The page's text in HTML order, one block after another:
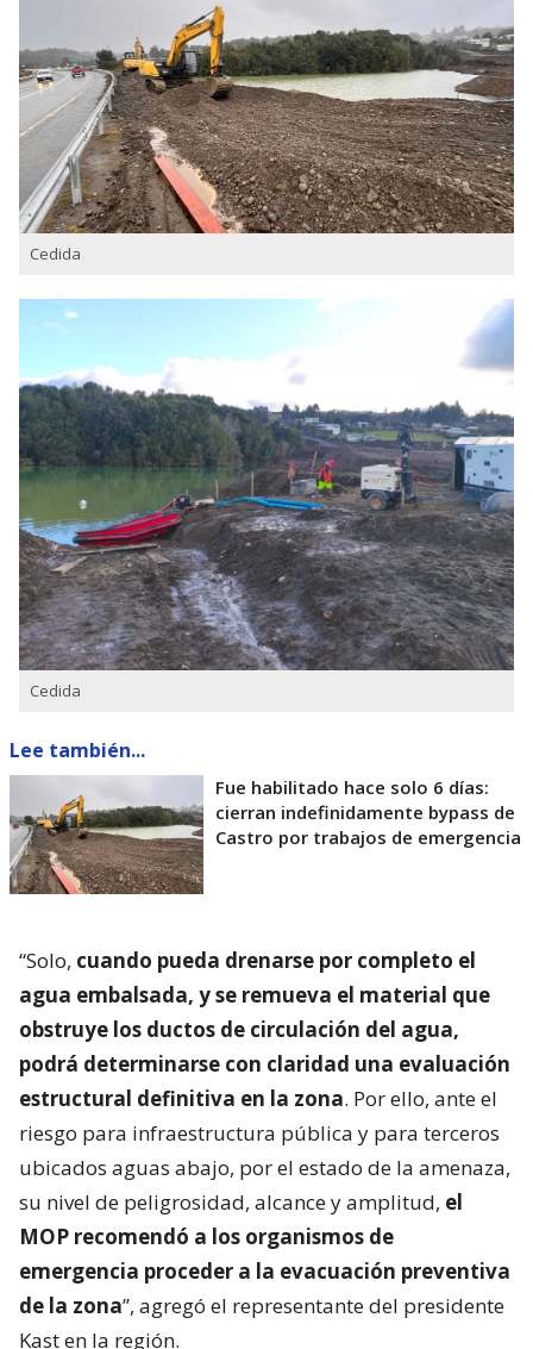
Cedida
Cedida
Lee también...
Fue habilitado hace solo 6 días:
cierran indefinidamente bypass de
Castro por trabajos de emergencia
“Solo, cuando pueda drenarse por completo el
agua embalsada, y se remueva el material que
obstruye los ductos de circulación del agua,
podrá determinarse con claridad una evaluación
estructural definitiva en la zona. Por ello, ante el
riesgo para infraestructura pública y para terceros
ubicados aguas abajo, por el estado de la amenaza,
su nivel de peligrosidad, alcance y amplitud, el
MOP recomendó a los organismos de
emergencia proceder a la evacuación preventiva
de la zona”, agregó el representante del presidente
Kast en la región.